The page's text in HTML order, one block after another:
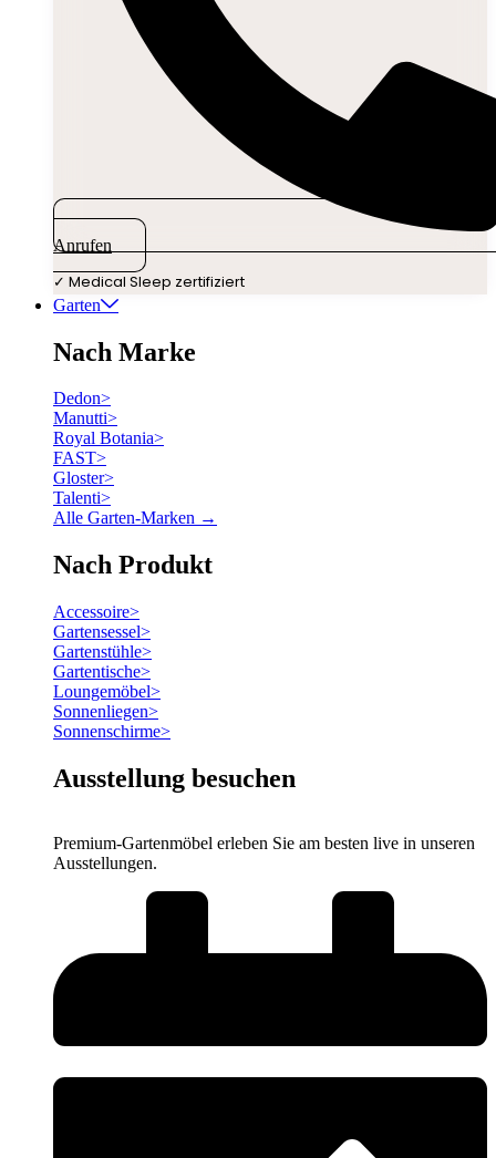
Anrufen
✓ Medical Sleep zertifiziert
Garten
Nach Marke
Dedon>
Manutti>
Royal Botania>
FAST>
Gloster>
Talenti>
Alle Garten-Marken →
Nach Produkt
Accessoire>
Gartensessel>
Gartenstühle>
Gartentische>
Loungemöbel>
Sonnenliegen>
Sonnenschirme>
Ausstellung besuchen
Premium-Gartenmöbel erleben Sie am besten live in unseren
Ausstellungen.